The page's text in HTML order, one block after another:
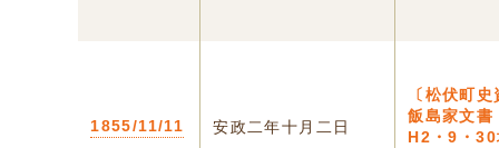
1855/11/11 安政二年十月二日
〔松伏町
飯島家文書
H2・9・